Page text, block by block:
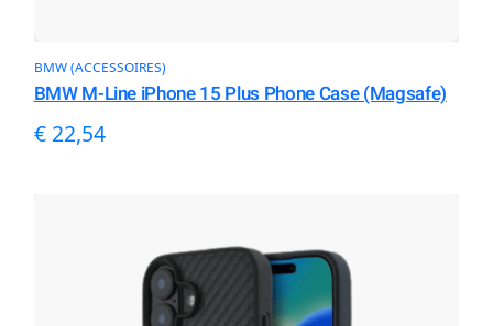
BMW (ACCESSOIRES)
BMW M-Line iPhone 15 Plus Phone Case (Magsafe)
€22,54